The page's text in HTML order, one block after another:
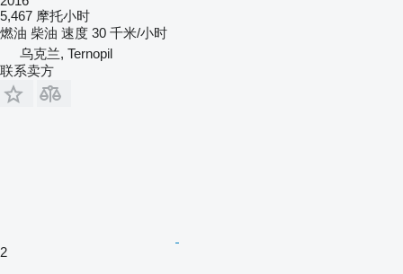
5,467 摩托小时
燃油 柴油 速度 30 千米/小时
乌克兰, Ternopil
联系卖方
2